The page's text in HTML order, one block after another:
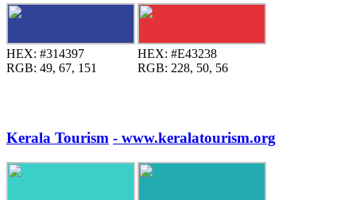
HEX: #314397
RGB: 49, 67, 151
HEX: #E43238
RGB: 228, 50, 56
Kerala Tourism - www.keralatourism.org